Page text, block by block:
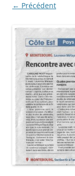
← Précédent